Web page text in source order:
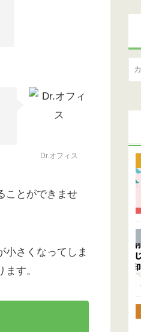
Dr.オフィス
ことができませ
小さくなってしま
す。
カ
リ